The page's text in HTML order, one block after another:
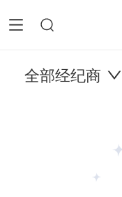
全部经纪商